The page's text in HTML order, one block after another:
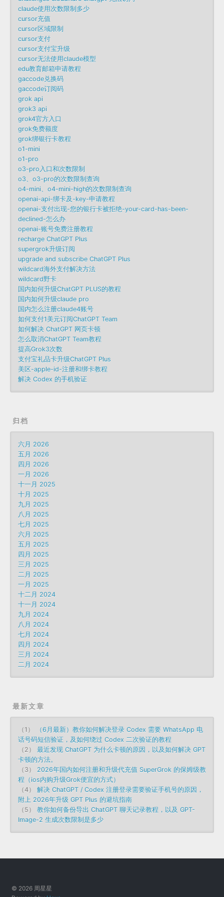
claude使用次数限制多少
cursor充值
cursor区域限制
cursor支付
cursor支付宝升级
cursor无法使用claude模型
edu教育邮箱申请教程
gaccode兑换码
gaccode订阅码
grok api
grok3 api
grok4官方入口
grok免费额度
grok绑银行卡教程
o1-mini
o1-pro
o3-pro入口和次数限制
o3、o3-pro的次数限制查询
o4-mini、o4-mini-high的次数限制查询
openai-api-绑卡及-key-申请教程
openai-支付出现-您的银行卡被拒绝-your-card-has-been-
declined-怎么办
openai-账号免费注册教程
recharge ChatGPT Plus
supergrok升级订阅
upgrade and subscribe ChatGPT Plus
wildcard海外支付解决方法
wildcard野卡
国内如何升级ChatGPT PLUS的教程
国内如何升级claude pro
国内怎么注册claude4账号
如何支付1美元订阅ChatGPT Team
如何解决 ChatGPT 网页卡顿
怎么取消ChatGPT Team教程
提高Grok3次数
支付宝礼品卡升级ChatGPT Plus
美区-apple-id-注册和绑卡教程
解决 Codex 的手机验证
归档
六月 2026
五月 2026
四月 2026
一月 2026
十一月 2025
十月 2025
九月 2025
八月 2025
七月 2025
六月 2025
五月 2025
四月 2025
三月 2025
二月 2025
一月 2025
十二月 2024
十一月 2024
九月 2024
八月 2024
七月 2024
四月 2024
三月 2024
二月 2024
最新文章
（1）
（6月最新）教你如何解决登录 Codex 需要 WhatsApp 电
话号码短信验证，及如何绕过 Codex 二次验证的教程
（2）
最近发现 ChatGPT 为什么卡顿的原因，以及如何解决 GPT
卡顿的方法。
（3）
2026年国内如何注册和升级代充值 SuperGrok 的保姆级教
程（ios内购升级Grok便宜的方式）
（4）
解决 ChatGPT / Codex 注册登录需要验证手机号的原因，
附上 2026年升级 GPT Plus 的避坑指南
（5）
教你如何备份导出 ChatGPT 聊天记录教程，以及 GPT-
Image-2 生成次数限制是多少
© 2026 周星星